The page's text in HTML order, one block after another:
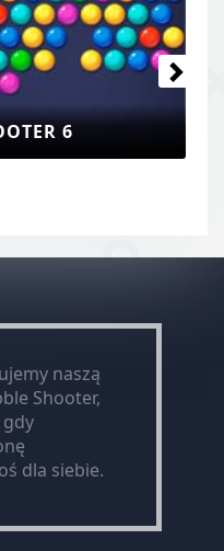
6
naszą
Shooter,
gdy
dla siebie.